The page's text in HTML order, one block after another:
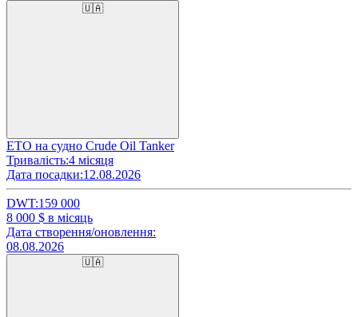
🇺🇦
ETO на судно Crude Oil Tanker
Тривалість:4 місяця
Дата посадки:12.08.2026
DWT:159 000
8 000 $ в місяць
Дата створення/оновлення:
08.08.2026
🇺🇦